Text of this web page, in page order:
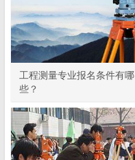
工程测量专业报名条件有哪
些？